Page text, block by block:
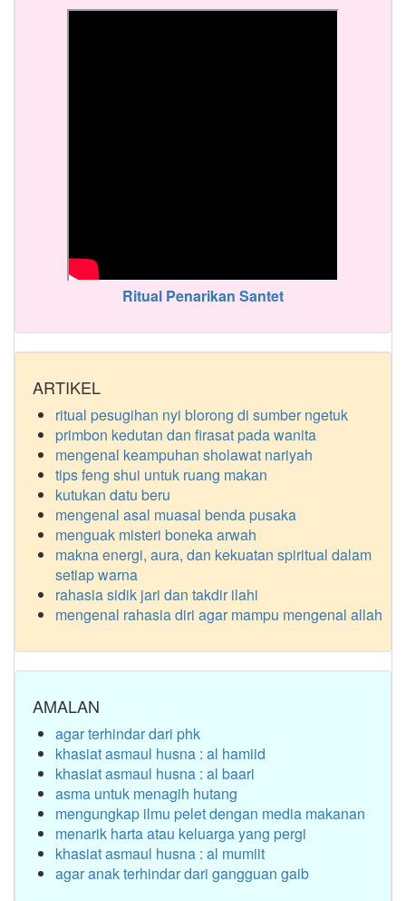
Ritual Penarikan Santet
ARTIKEL
ritual pesugihan nyi blorong di sumber ngetuk
primbon kedutan dan firasat pada wanita
mengenal keampuhan sholawat nariyah
tips feng shui untuk ruang makan
kutukan datu beru
mengenal asal muasal benda pusaka
menguak misteri boneka arwah
makna energi, aura, dan kekuatan spiritual dalam
setiap warna
rahasia sidik jari dan takdir ilahi
mengenal rahasia diri agar mampu mengenal allah
AMALAN
agar terhindar dari phk
khasiat asmaul husna : al hamiid
khasiat asmaul husna : al baari
asma untuk menagih hutang
mengungkap ilmu pelet dengan media makanan
menarik harta atau keluarga yang pergi
khasiat asmaul husna : al mumiit
agar anak terhindar dari gangguan gaib